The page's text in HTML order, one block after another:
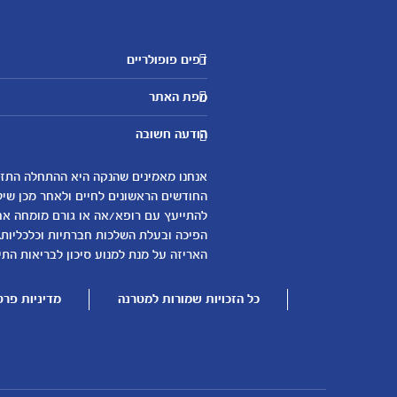
דפים פופולריים
מטרנה לשירותכם
היועצות שלנו
שאלות נפוצות
אודות
لموقع متيرنا باللغة العربية
מפת האתר
אבני דרך
לקראת הריון
0-6 חודשים
6-12 חודשים
12-24 חודשים
שמות לבנים
הודעה חשובה
החודשים הראשונים לחיים ולאחר מכן
להתייעץ עם רופא/אה או גורם מומחה
הפיכה ובעלת השלכות חברתיות
האריזה על מנת למנוע סיכון לבריאות
כל הזכויות שמורות למטרנה מדיניות